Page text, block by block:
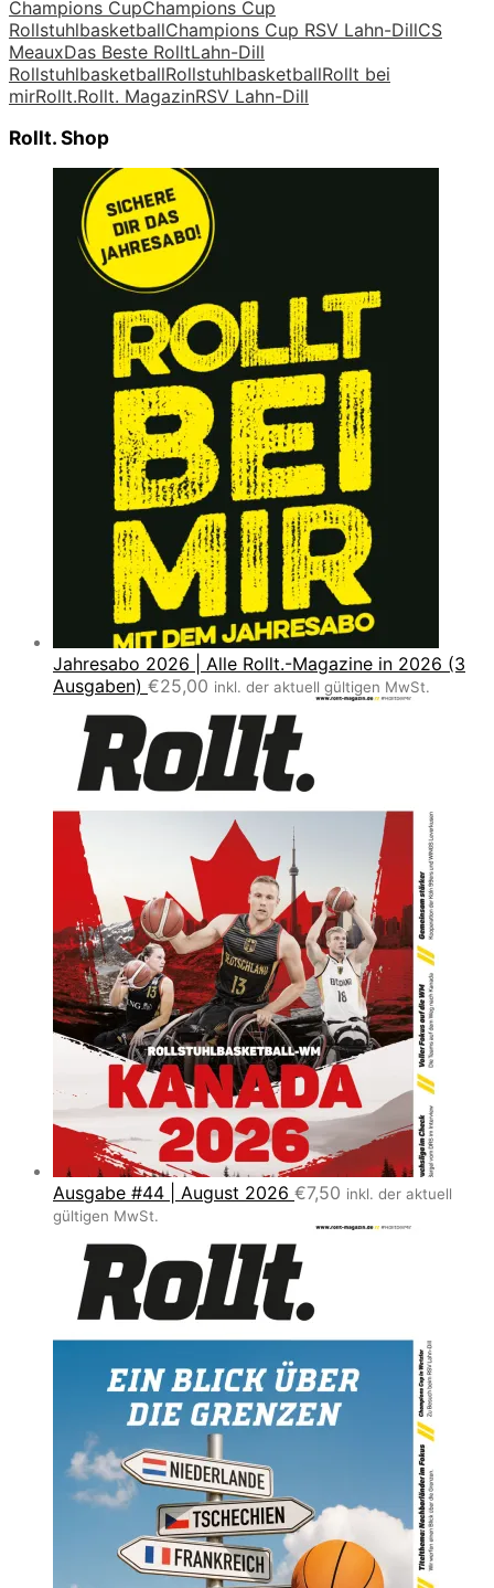
Champions CupChampions Cup
RollstuhlbasketballChampions Cup RSV Lahn-DillCS
MeauxDas Beste RolltLahn-Dill
RollstuhlbasketballRollstuhlbasketballRollt bei
mirRollt.Rollt. MagazinRSV Lahn-Dill
Rollt. Shop
Jahresabo 2026 | Alle Rollt.-Magazine in 2026 (3
Ausgaben) €25,00 inkl. der aktuell gültigen MwSt.
Ausgabe #44 | August 2026 €7,50 inkl. der aktuell
gültigen MwSt.